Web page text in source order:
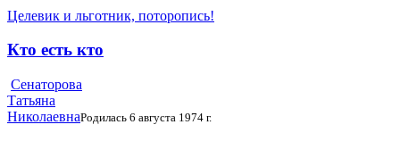
Целевик и льготник, поторопись!
Кто есть кто
Сенаторова
Татьяна
НиколаевнаРодилась 6 августа 1974 г.